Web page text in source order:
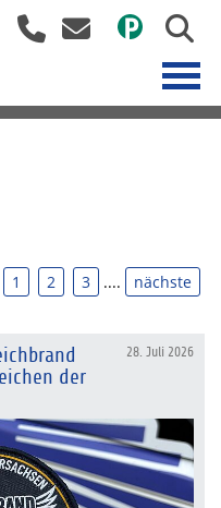
1 2 3 .... nächste
28. Juli 2026
der